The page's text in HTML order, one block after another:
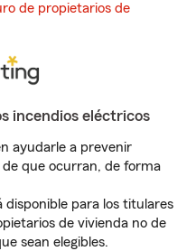
de propietarios de
incendios eléctricos
ayudarle a prevenir
que ocurran, de forma
disponible para los titulares
de vivienda no de
sean elegibles.